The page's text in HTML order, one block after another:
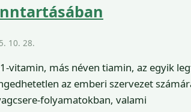
10. 28.
vitamin, más néven tiamin, az egyik
az emberi szervezet
folyamatokban, valami